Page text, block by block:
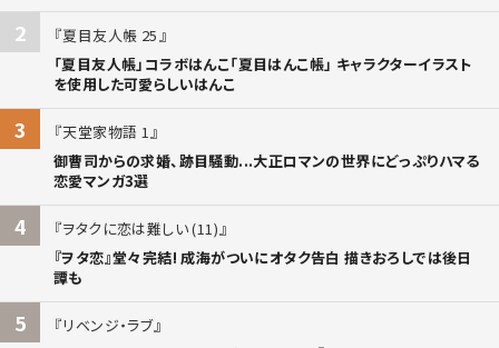
2
夏目友人帳 25
「夏目友人帳」コラボはんこ「夏目はんこ帳」 キャラクターイラスト
を使用した可愛らしいはんこ
3
天堂家物語 1
御曹司からの求婚、跡目騒動...大正ロマンの世界にどっぷりハマる
恋愛マンガ3選
4
ヲタクに恋は難しい (11)
『ヲタ恋』堂々完結! 成海がついにオタク告白 描きおろしでは後日
譚も
5
リベンジ・ラブ